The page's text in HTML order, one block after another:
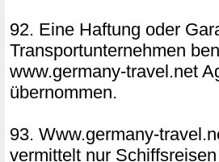
92. Eine Haftung oder
Transportunternehmen
www.germany-travel.net
übernommen.
93. Www.germany-
vermittelt nur